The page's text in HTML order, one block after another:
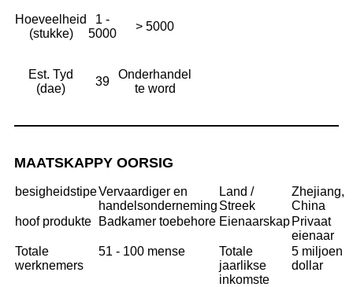
Hoeveelheid
(stukke)
1 -
5000
> 5000
Est. Tyd
(dae)
39
Onderhandel
te word
MAATSKAPPY OORSIG
besigheidstipeVervaardiger en
handelsonderneming
Land /
Streek
Zhejiang,
China
hoof produkte
Badkamer toebehore Eienaarskap Privaat
eienaar
Totale
werknemers
51 - 100 mense
Totale
jaarlikse
inkomste
5 miljoen
dollar